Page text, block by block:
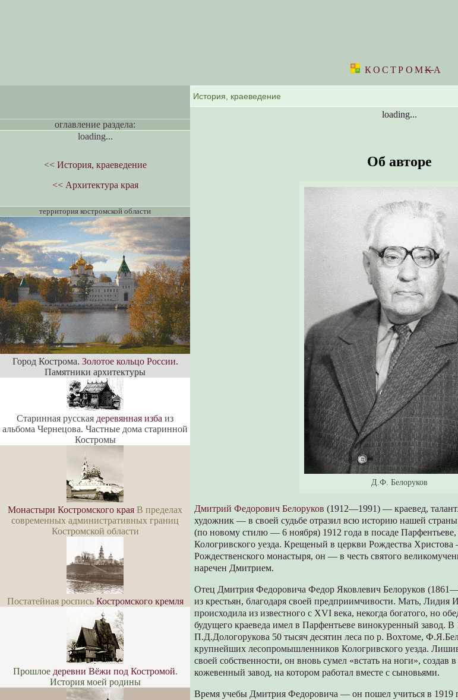
КОСТРОМKА
loading...
Об авторе
Д.Ф. Белоруков
Дмитрий Федорович Белоруков (1912—1991) — краевед,
художник — в своей судьбе отразил всю историю нашей
(по новому стилю — 6 ноября) 1912 года в посаде Парфентьеве,
Кологривского уезда. Крещеный в церкви Рождества
Рождественского монастыря, он — в честь святого
наречен Дмитрием.
Отец Дмитрия Федоровича Федор Яковлевич Белоруков
из крестьян, благодаря своей предприимчивости. Мать, Лидия
происходила из известного с XVI века, некогда богатого, но
будущего краеведа имел в Парфентьеве винокуренный завод. В
П.Д.Дологорукова 50 тысяч десятин леса по р. Вохтоме,
крупнейших лесопромышленников Кологривского уезда.
своей собственности, он вновь сумел «встать на ноги»,
кожевенный завод, на котором работал вместе с сыновьями.
Время учебы Дмитрия Федоровича — он пошел учиться в
оглавление раздела:
loading...
<< История, краеведение
<< Архитектура края
территория костромской области
Город Кострома. Золотое кольцо России.
Памятники архитектуры
Старинная русская деревянная изба из
альбома Чернецова. Частные дома старинной
Костромы
Монастыри Костромского края В пределах
современных административных границ
Костромской области
Постатейная роспись Костромского кремля
Прошлое деревни Вёжи под Костромой.
История моей родины